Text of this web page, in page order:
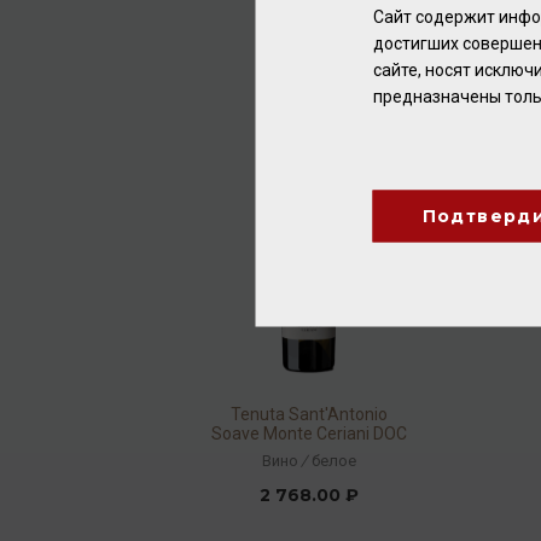
Tenuta Sant'Antonio
Soave Monte Ceriani DOC
2020 13% 0,75л
Вино / белое
2 768.00 ₽
Сайт содержит
достигших
сайте, носят
предназначены